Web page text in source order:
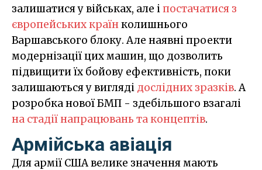
залишатися у військах, але іпостачатися з
європейських країнколишнього
Варшавського блоку. Але наявні проекти
модернізації цих машин, що дозволить
підвищити їх бойову ефективність, поки
залишаються у вигляді дослідних зразків. А
розробка нової БМП - здебільшого взагалі
на стадії напрацювань та концептів.
Армійська авіація
Для армії США велике значення мають